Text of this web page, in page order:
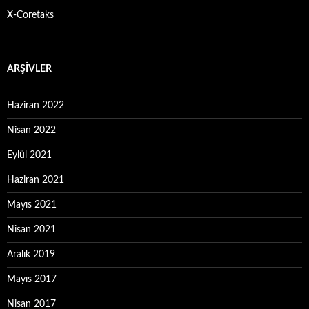
X-Coretaks
ARŞIVLER
Haziran 2022
Nisan 2022
Eylül 2021
Haziran 2021
Mayıs 2021
Nisan 2021
Aralık 2019
Mayıs 2017
Nisan 2017